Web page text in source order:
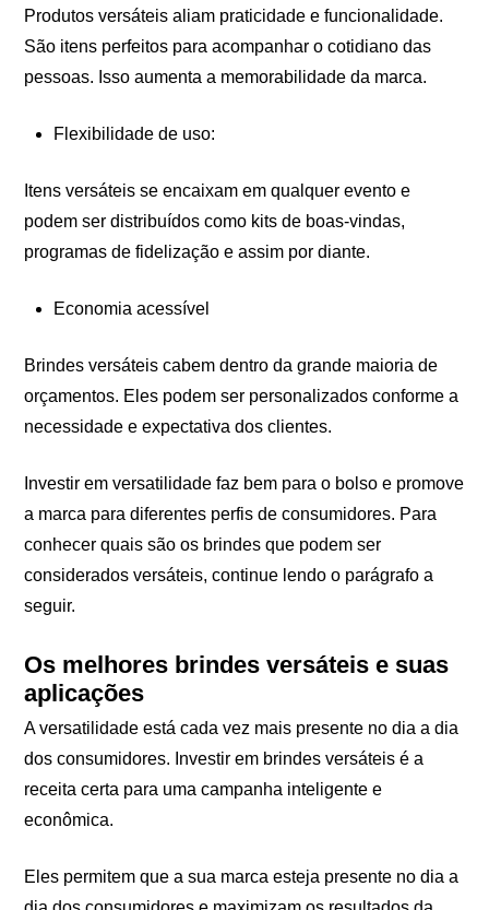
Produtos versáteis aliam praticidade e funcionalidade.
São itens perfeitos para acompanhar o cotidiano das
pessoas. Isso aumenta a memorabilidade da marca.
Flexibilidade de uso:
Itens versáteis se encaixam em qualquer evento e
podem ser distribuídos como kits de boas-vindas,
programas de fidelização e assim por diante.
Economia acessível
Brindes versáteis cabem dentro da grande maioria de
orçamentos. Eles podem ser personalizados conforme a
necessidade e expectativa dos clientes.
Investir em versatilidade faz bem para o bolso e promove
a marca para diferentes perfis de consumidores. Para
conhecer quais são os brindes que podem ser
considerados versáteis, continue lendo o parágrafo a
seguir.
Os melhores brindes versáteis e suas
aplicações
A versatilidade está cada vez mais presente no dia a dia
dos consumidores. Investir em brindes versáteis é a
receita certa para uma campanha inteligente e
econômica.
Eles permitem que a sua marca esteja presente no dia a